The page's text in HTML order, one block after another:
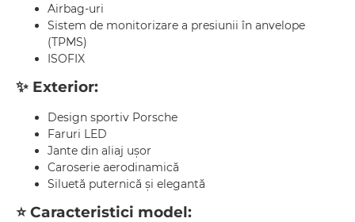
Airbag-uri
Sistem de monitorizare a presiunii în anvelope
(TPMS)
ISOFIX
✨ Exterior:
Design sportiv Porsche
Faruri LED
Jante din aliaj ușor
Caroserie aerodinamică
Siluetă puternică și elegantă
⭐ Caracteristici model: